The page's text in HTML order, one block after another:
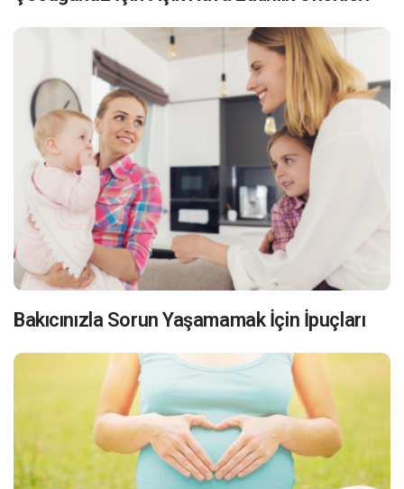
Bakıcınızla Sorun Yaşamamak İçin İpuçları